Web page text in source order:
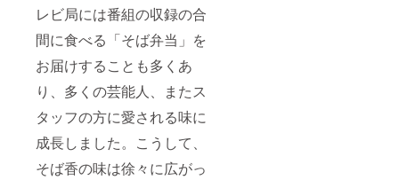
レビ局には番組の収録の合
間に食べる「そば弁当」を
お届けすることも多くあ
り、多くの芸能人、またス
タッフの方に愛される味に
成長しました。こうして、
そば香の味は徐々に広がっ